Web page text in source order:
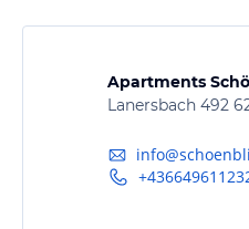
Apartments
Lanersbach 492